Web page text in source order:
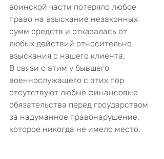
воинской части потеряло любое
право на взыскание незаконных
сумм средств и отказалась от
любых действий относительно
взыскания с нашего клиента.
В связи с этим у бывшего
военнослужащего с этих пор
отсутствуют любые финансовые
обязательства перед государством
за надуманное правонарушение,
которое никогда не имело место.